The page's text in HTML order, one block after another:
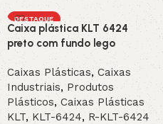
DESTAQUE
Caixa plástica KLT 6424
preto com fundo lego
Caixas Plásticas,Caixas
Industriais,Produtos
Plásticos,Caixas Plásticas
KLT,KLT-6424, R-KLT-6424